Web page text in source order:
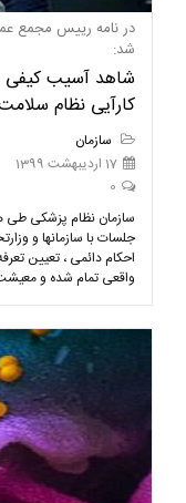
در نامه رییس مجمع
شد:
شاهد آسیب
کارآیی نظام
سازمان
17 اردیبهشت 1399
0
سازمان نظام پزشکی طی
جلسات با سازمانها و
احکام دائمی ، تعیین
واقعی تمام شده و